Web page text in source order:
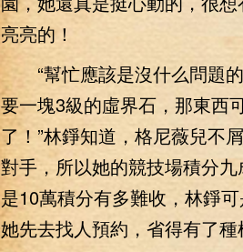
亮亮的！
“幫忙應該是沒什么問題的
要一塊3級的虛界石，那東西
了！”林錚知道，格尼薇兒不
對手，所以她的競技場積分
是10萬積分有多難收，林錚
她先去找人預約，省得有了種